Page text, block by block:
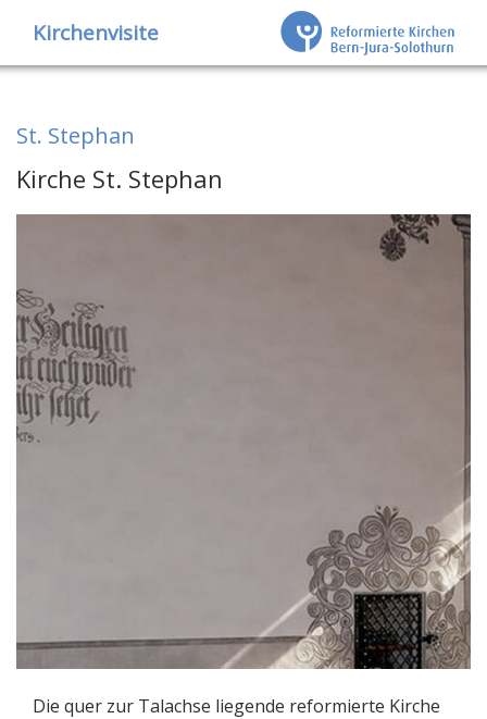
Kirchenvisite
St. Stephan
Kirche St. Stephan
Die quer zur Talachse liegende reformierte Kirche